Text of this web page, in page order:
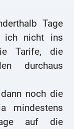
Tage
ich nicht ins
Tarife, die
durchaus
noch die
mindestens
auf die